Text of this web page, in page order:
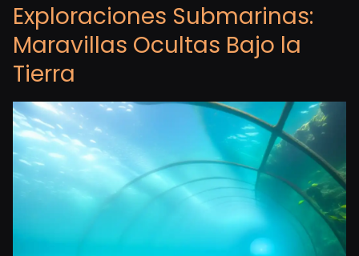
Exploraciones Submarinas:
Maravillas Ocultas Bajo la
Tierra